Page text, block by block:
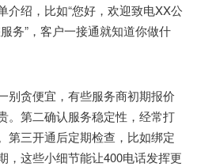
介绍，比如“您好，欢迎致电XX公
务”，客户一接通就知道你做什
贪便宜，有些服务商初期报价
。第二确认服务稳定性，经常打
第三开通后定期检查，比如绑定
，这些小细节能让400电话发挥更